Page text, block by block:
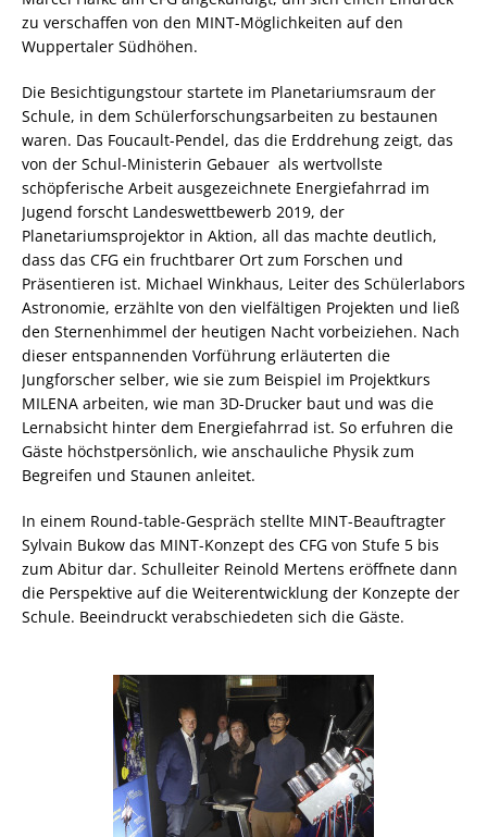
zu verschaffen von den MINT-Möglichkeiten auf den
Wuppertaler Südhöhen.
Die Besichtigungstour startete im Planetariumsraum der
Schule, in dem Schülerforschungsarbeiten zu bestaunen
waren. Das Foucault-Pendel, das die Erddrehung zeigt, das
von der Schul-Ministerin Gebauer als wertvollste
schöpferische Arbeit ausgezeichnete Energiefahrrad im
Jugend forscht Landeswettbewerb 2019, der
Planetariumsprojektor in Aktion, all das machte deutlich,
dass das CFG ein fruchtbarer Ort zum Forschen und
Präsentieren ist. Michael Winkhaus, Leiter des Schülerlabors
Astronomie, erzählte von den vielfältigen Projekten und ließ
den Sternenhimmel der heutigen Nacht vorbeiziehen. Nach
dieser entspannenden Vorführung erläuterten die
Jungforscher selber, wie sie zum Beispiel im Projektkurs
MILENA arbeiten, wie man 3D-Drucker baut und was die
Lernabsicht hinter dem Energiefahrrad ist. So erfuhren die
Gäste höchstpersönlich, wie anschauliche Physik zum
Begreifen und Staunen anleitet.
In einem Round-table-Gespräch stellte MINT-Beauftragter
Sylvain Bukow das MINT-Konzept des CFG von Stufe 5 bis
zum Abitur dar. Schulleiter Reinold Mertens eröffnete dann
die Perspektive auf die Weiterentwicklung der Konzepte der
Schule. Beeindruckt verabschiedeten sich die Gäste.